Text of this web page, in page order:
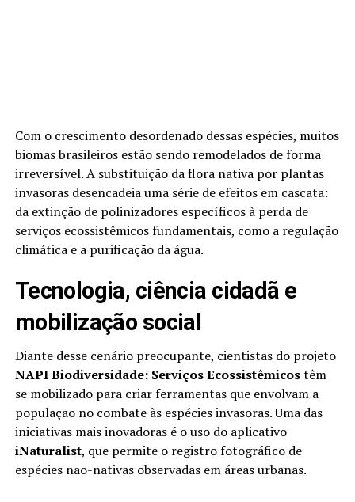
Com o crescimento desordenado dessas espécies, muitos
biomas brasileiros estão sendo remodelados de forma
irreversível. A substituição da flora nativa por plantas
invasoras desencadeia uma série de efeitos em cascata:
da extinção de polinizadores específicos à perda de
serviços ecossistêmicos fundamentais, como a regulação
climática e a purificação da água.
Tecnologia, ciência cidadã e
mobilização social
Diante desse cenário preocupante, cientistas do projeto
NAPI Biodiversidade: Serviços Ecossistêmicostêm
se mobilizado para criar ferramentas que envolvam a
população no combate às espécies invasoras. Uma das
iniciativas mais inovadoras é o uso do aplicativo
iNaturalist, que permite o registro fotográfico de
espécies não-nativas observadas em áreas urbanas.